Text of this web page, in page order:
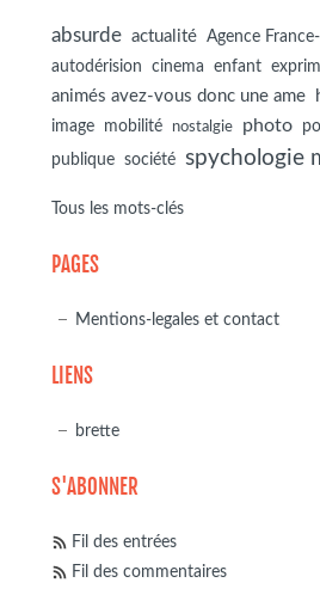
absurde actualité Agence
autodérision cinema enfant
animés avez-vous donc une ame
image mobilité nostalgie photo
publique
société spychologie
Tous les mots-clés
PAGES
Mentions-legales et contact
LIENS
brette
S'ABONNER
Fil des entrées
Fil des commentaires